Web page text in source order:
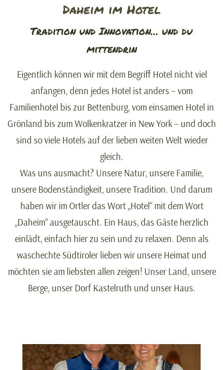
Daheim im Hotel
Tradition und Innovation… und du
mittendrin
Eigentlich können wir mit dem Begriff Hotel nicht viel
anfangen, denn jedes Hotel ist anders – vom
Familienhotel bis zur Bettenburg, vom einsamen Hotel in
Grönland bis zum Wolkenkratzer in New York – und doch
sind so viele Hotels auf der lieben weiten Welt wieder
gleich.
Was uns ausmacht? Unsere Natur, unsere Familie,
unsere Bodenständigkeit, unsere Tradition. Und darum
haben wir im Ortler das Wort „Hotel“ mit dem Wort
„Daheim“ ausgetauscht. Ein Haus, das Gäste herzlich
einlädt, einfach hier zu sein und zu relaxen. Denn als
waschechte Südtiroler lieben wir unsere Heimat und
möchten sie am liebsten allen zeigen! Unser Land, unsere
Berge, unser Dorf Kastelruth und unser Haus.